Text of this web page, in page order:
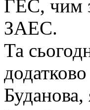
ГЕС, чим
ЗАЕС.
Та